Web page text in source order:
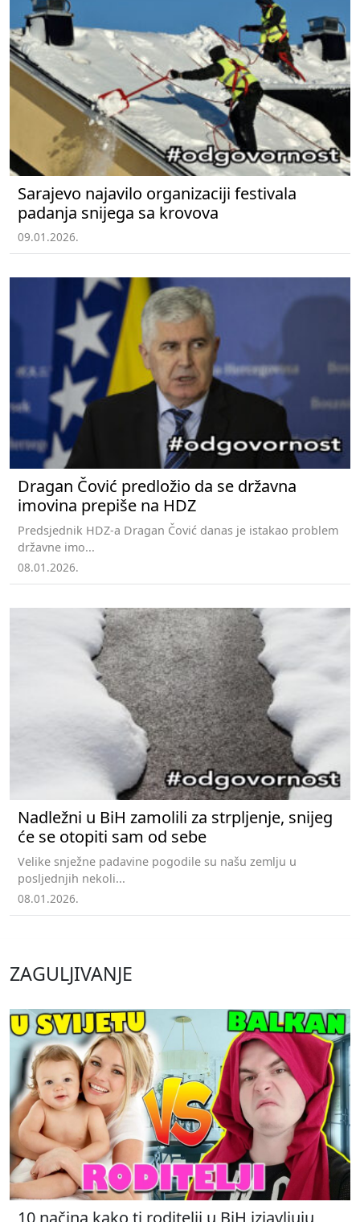
Sarajevo najavilo organizaciji festivala
padanja snijega sa krovova
09.01.2026.
Dragan Čović predložio da se državna
imovina prepiše na HDZ
Predsjednik HDZ-a Dragan Čović danas je istakao problem
državne imo...
08.01.2026.
Nadležni u BiH zamolili za strpljenje, snijeg
će se otopiti sam od sebe
Velike snježne padavine pogodile su našu zemlju u
posljednjih nekoli...
08.01.2026.
ZAGULJIVANJE